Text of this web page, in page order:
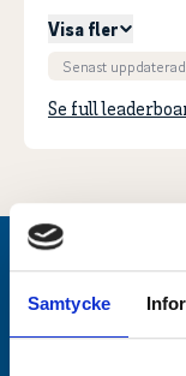
Samtycke
Visa fler
Senast
Se full
Huvudpartner